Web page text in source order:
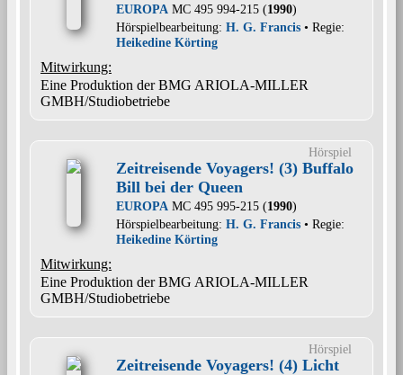
EUROPA MC 495 994-215 (1990)
Hörspielbearbeitung: H. G. Francis • Regie:
Heikedine Körting
Mitwirkung:
Eine Produktion der BMG ARIOLA-MILLER
GMBH/Studiobetriebe
Hörspiel
Zeitreisende Voyagers! (3) Buffalo
Bill bei der Queen
EUROPA MC 495 995-215 (1990)
Hörspielbearbeitung: H. G. Francis • Regie:
Heikedine Körting
Mitwirkung:
Eine Produktion der BMG ARIOLA-MILLER
GMBH/Studiobetriebe
Hörspiel
Zeitreisende Voyagers! (4) Licht